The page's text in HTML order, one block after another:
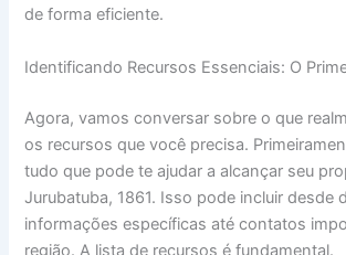
de forma eficiente.
Identificando Recursos Essenciais: O
Agora, vamos conversar sobre o que
os recursos que você precisa.
tudo que pode te ajudar a alcançar seu
Jurubatuba, 1861. Isso pode incluir desde
informações específicas até contatos
região. A lista de recursos é fundamental.